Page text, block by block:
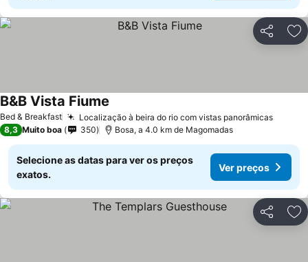
Partilhar
Bed & Breakfast Localização à beira do rio com vistas panorâmicas
B&B Vista Fiume
8,3 Muito boa 350 Bosa, a 4.0 km de Magomadas
Selecione as datas para ver os preços
exatos.
Ver preços
Partilhar